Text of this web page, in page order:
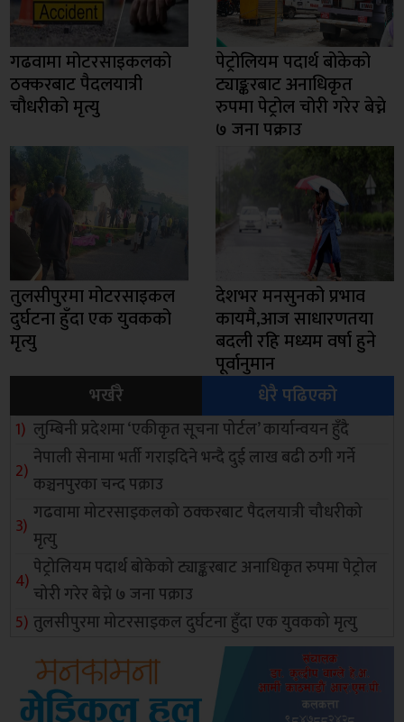
गढवामा मोटरसाइकलको
ठक्करबाट पैदलयात्री
चौधरीको मृत्यु
पेट्रोलियम पदार्थ बोकेको
ट्याङ्करबाट अनाधिकृत
रुपमा पेट्रोल चोरी गरेर बेच्ने
७ जना पक्राउ
तुलसीपुरमा मोटरसाइकल
दुर्घटना हुँदा एक युवकको
मृत्यु
देशभर मनसुनको प्रभाव
कायमै,आज साधारणतया
बदली रहि मध्यम वर्षा हुने
पूर्वानुमान
भर्खरै
धेरै पढिएको
लुम्बिनी प्रदेशमा ‘एकीकृत सूचना पोर्टल’ कार्यान्वयन हुँदै
नेपाली सेनामा भर्ती गराइदिने भन्दै दुई लाख बढी ठगी गर्ने
कञ्चनपुरका चन्द पक्राउ
गढवामा मोटरसाइकलको ठक्करबाट पैदलयात्री चौधरीको
मृत्यु
पेट्रोलियम पदार्थ बोकेको ट्याङ्करबाट अनाधिकृत रुपमा पेट्रोल
चोरी गरेर बेच्ने ७ जना पक्राउ
तुलसीपुरमा मोटरसाइकल दुर्घटना हुँदा एक युवकको मृत्यु